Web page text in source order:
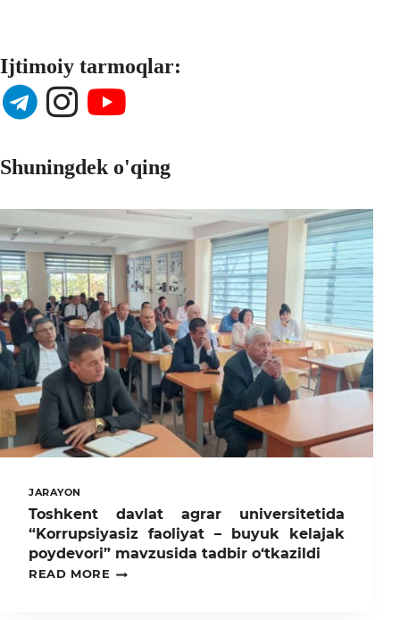
Ijtimoiy tarmoqlar:
Shuningdek o'qing
JARAYON
Toshkent davlat agrar universitetida
“Korrupsiyasiz faoliyat – buyuk kelajak
poydevori” mavzusida tadbir o‘tkazildi
READ MORE
TOSHKENT